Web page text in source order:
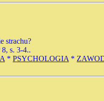
strachu?
s. 3-4..
* PSYCHOLOGIA *